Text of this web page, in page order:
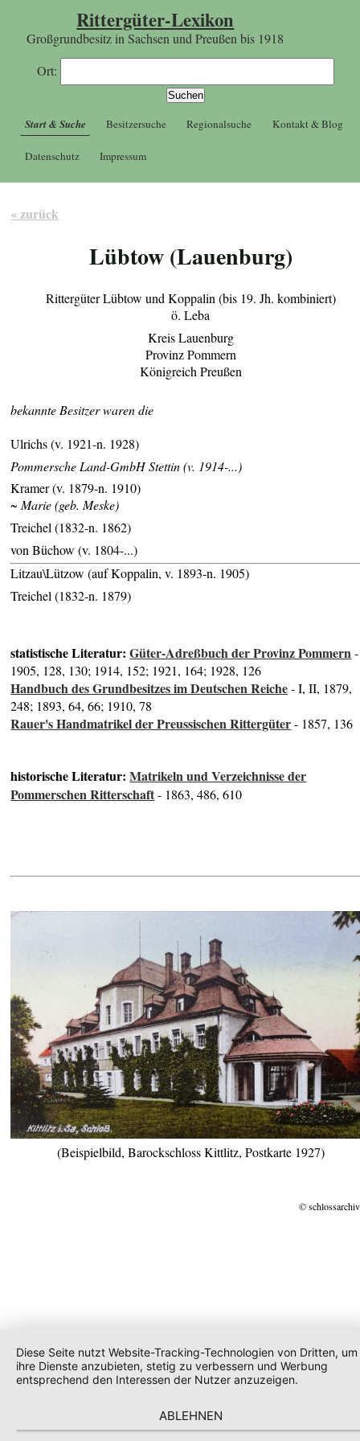
Rittergüter-Lexikon
Großgrundbesitz in Sachsen und Preußen bis 1918
Ort:
Start & Suche Besitzersuche Regionalsuche Kontakt & Blog
Datenschutz Impressum
« zurück
Lübtow (Lauenburg)
Rittergüter Lübtow und Koppalin (bis 19. Jh. kombiniert)
ö. Leba
Kreis Lauenburg
Provinz Pommern
Königreich Preußen
bekannte Besitzer waren die
Ulrichs (v. 1921-n. 1928)
Pommersche Land-GmbH Stettin (v. 1914-...)
Kramer (v. 1879-n. 1910)
~ Marie (geb. Meske)
Treichel (1832-n. 1862)
von Büchow (v. 1804-...)
Litzau\Lützow (auf Koppalin, v. 1893-n. 1905)
Treichel (1832-n. 1879)
statistische Literatur:Güter-Adreßbuch der Provinz Pommern-
1905, 128, 130; 1914, 152; 1921, 164; 1928, 126
Handbuch des Grundbesitzes im Deutschen Reiche- I, II, 1879,
248; 1893, 64, 66; 1910, 78
Rauer's Handmatrikel der Preussischen Rittergüter- 1857, 136
historische Literatur:Matrikeln und Verzeichnisse der
Pommerschen Ritterschaft- 1863, 486, 610
(Beispielbild, Barockschloss Kittlitz, Postkarte 1927)
©
Diese Seite nutzt Website-Tracking-Technologien von Dritten, um
ihre Dienste anzubieten, stetig zu verbessern und Werbung
entsprechend den Interessen der Nutzer anzuzeigen.
ABLEHNEN